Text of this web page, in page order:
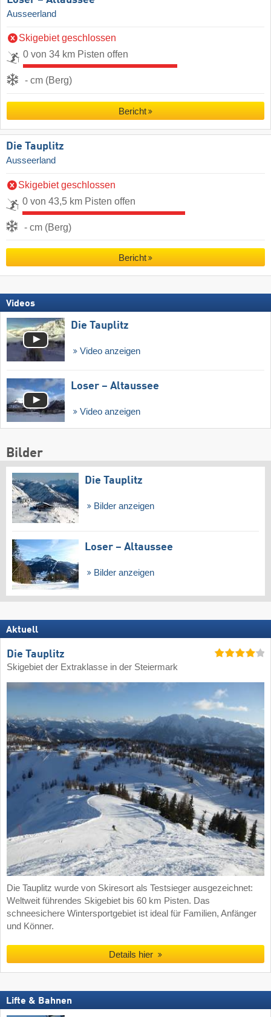
Ausseerland
Skigebiet geschlossen
0 von 34 km Pisten offen
- cm (Berg)
Bericht
Die Tauplitz
Ausseerland
Skigebiet geschlossen
0 von 43,5 km Pisten offen
- cm (Berg)
Bericht
Videos
Die Tauplitz
Video anzeigen
Loser – Altaussee
Video anzeigen
Bilder
Die Tauplitz
Bilder anzeigen
Loser – Altaussee
Bilder anzeigen
Aktuell
Die Tauplitz
Skigebiet der Extraklasse in der Steiermark
Die Tauplitz wurde von Skiresort als Testsieger ausgezeichnet:
Weltweit führendes Skigebiet bis 60 km Pisten. Das
schneesichere Wintersportgebiet ist ideal für Familien, Anfänger
und Könner.
Details hier
Lifte & Bahnen